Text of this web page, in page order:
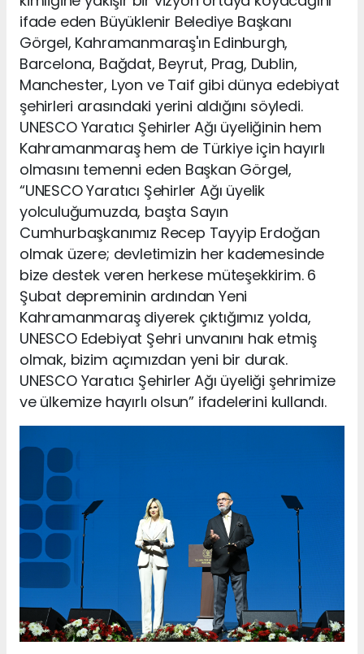
ifade eden Büyüklenir Belediye Başkanı
Görgel, Kahramanmaraş'ın Edinburgh,
Barcelona, Bağdat, Beyrut, Prag, Dublin,
Manchester, Lyon ve Taif gibi dünya edebiyat
şehirleri arasındaki yerini aldığını söyledi.
UNESCO Yaratıcı Şehirler Ağı üyeliğinin hem
Kahramanmaraş hem de Türkiye için hayırlı
olmasını temenni eden Başkan Görgel,
“UNESCO Yaratıcı Şehirler Ağı üyelik
yolculuğumuzda, başta Sayın
Cumhurbaşkanımız Recep Tayyip Erdoğan
olmak üzere; devletimizin her kademesinde
bize destek veren herkese müteşekkirim. 6
Şubat depreminin ardından Yeni
Kahramanmaraş diyerek çıktığımız yolda,
UNESCO Edebiyat Şehri unvanını hak etmiş
olmak, bizim açımızdan yeni bir durak.
UNESCO Yaratıcı Şehirler Ağı üyeliği şehrimize
ve ülkemize hayırlı olsun” ifadelerini kullandı.